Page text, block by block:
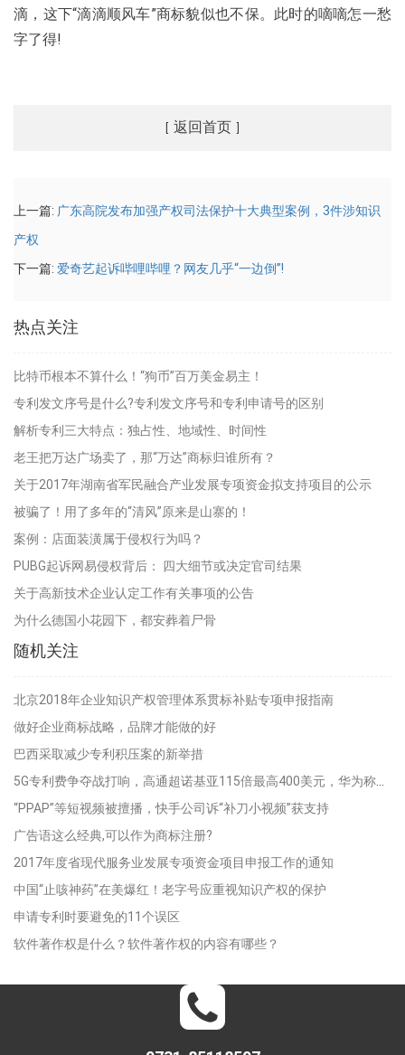
滴，这下“滴滴顺风车”商标貌似也不保。此时的嘀嘀怎一愁
字了得!
返回首页
上一篇: 广东高院发布加强产权司法保护十大典型案例，3件涉知识
产权
下一篇: 爱奇艺起诉哔哩哔哩？网友几乎“一边倒”!
热点关注
比特币根本不算什么！“狗币”百万美金易主！
专利发文序号是什么?专利发文序号和专利申请号的区别
解析专利三大特点：独占性、地域性、时间性
老王把万达广场卖了，那“万达”商标归谁所有？
关于2017年湖南省军民融合产业发展专项资金拟支持项目的公示
被骗了！用了多年的“清风”原来是山寨的！
案例：店面装潢属于侵权行为吗？
PUBG起诉网易侵权背后： 四大细节或决定官司结果
关于高新技术企业认定工作有关事项的公告
为什么德国小花园下，都安葬着尸骨
随机关注
北京2018年企业知识产权管理体系贯标补贴专项申报指南
做好企业商标战略，品牌才能做的好
巴西采取减少专利积压案的新举措
“PPAP”等短视频被擅播，快手公司诉“补刀小视频”获支持
广告语这么经典,可以作为商标注册?
2017年度省现代服务业发展专项资金项目申报工作的通知
中国“止咳神药”在美爆红！老字号应重视知识产权的保护
申请专利时要避免的11个误区
软件著作权是什么？软件著作权的内容有哪些？